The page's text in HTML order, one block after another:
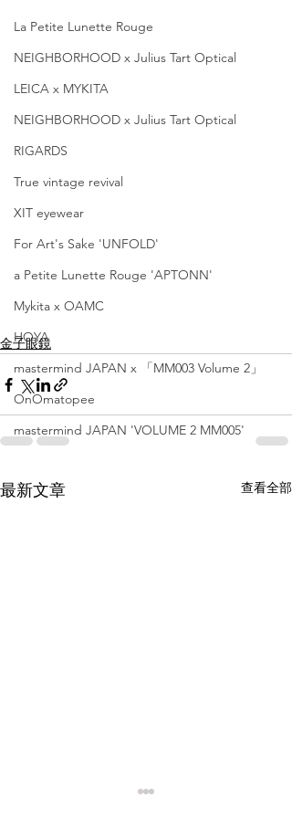
La Petite Lunette Rouge
NEIGHBORHOOD x Julius Tart Optical
LEICA x MYKITA
NEIGHBORHOOD x Julius Tart Optical
RIGARDS
True vintage revival
XIT eyewear
For Art's Sake 'UNFOLD'
a Petite Lunette Rouge 'APTONN'
Mykita x OAMC
HOYA
mastermind JAPAN x 「MM003 Volume 2」
OnOmatopee
mastermind JAPAN 'VOLUME 2 MM005'
金子眼鏡
最新文章 查看全部